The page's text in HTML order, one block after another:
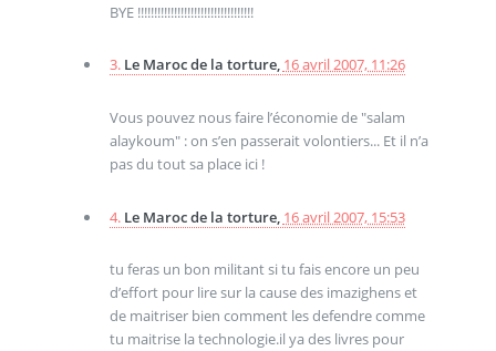
BYE !!!!!!!!!!!!!!!!!!!!!!!!!!!!!!!!!!!
3. Le Maroc de la torture, 16 avril 2007, 11:26
Vous pouvez nous faire l’économie de "salam
alaykoum" : on s’en passerait volontiers... Et il n’a
pas du tout sa place ici !
4. Le Maroc de la torture, 16 avril 2007, 15:53
tu feras un bon militant si tu fais encore un peu
d’effort pour lire sur la cause des imazighens et
de maitriser bien comment les defendre comme
tu maitrise la technologie.il ya des livres pour